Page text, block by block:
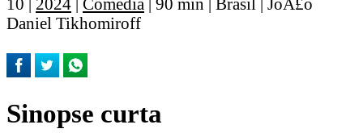
Daniel Tikhomiroff
Sinopse curta